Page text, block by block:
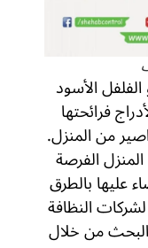
الأسود
فرائحتها
من المنزل.
الفرصة
عليها بالطرق
النظافة
من خلال